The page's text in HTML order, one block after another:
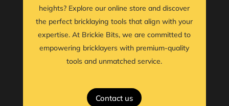
heights? Explore our online store and discover
the perfect bricklaying tools that align with your
expertise. At Brickie Bits, we are committed to
empowering bricklayers with premium-quality
tools and unmatched service.
Contact us